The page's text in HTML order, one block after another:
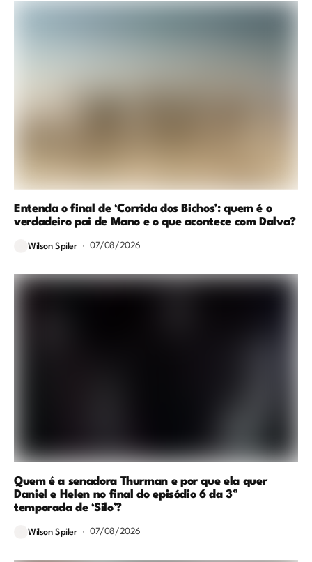
Entenda o final de ‘Corrida dos Bichos’: quem é o
verdadeiro pai de Mano e o que acontece com Dalva?
Wilson Spiler 07/08/2026
Quem é a senadora Thurman e por que ela quer
Daniel e Helen no final do episódio 6 da 3ª
temporada de ‘Silo’?
Wilson Spiler 07/08/2026